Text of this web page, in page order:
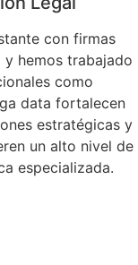
con firmas
hemos trabajado
como
data fortalecen
estratégicas y
un alto nivel de
especializada.